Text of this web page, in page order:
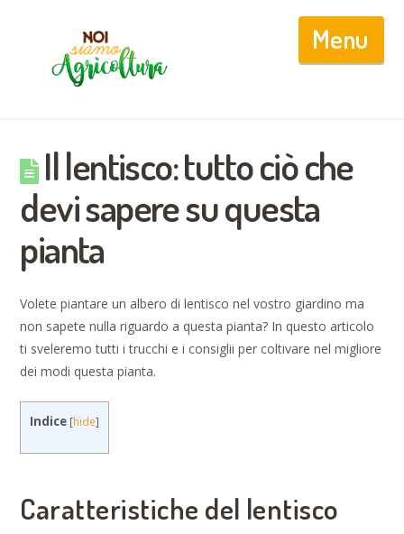
Il lentisco: tutto ciò che
devi sapere su questa
pianta
Volete piantare un albero di lentisco nel vostro giardino ma
non sapete nulla riguardo a questa pianta? In questo articolo
ti sveleremo tutti i trucchi e i consiglii per coltivare nel migliore
dei modi questa pianta.
Indice [hide]
Caratteristiche del lentisco